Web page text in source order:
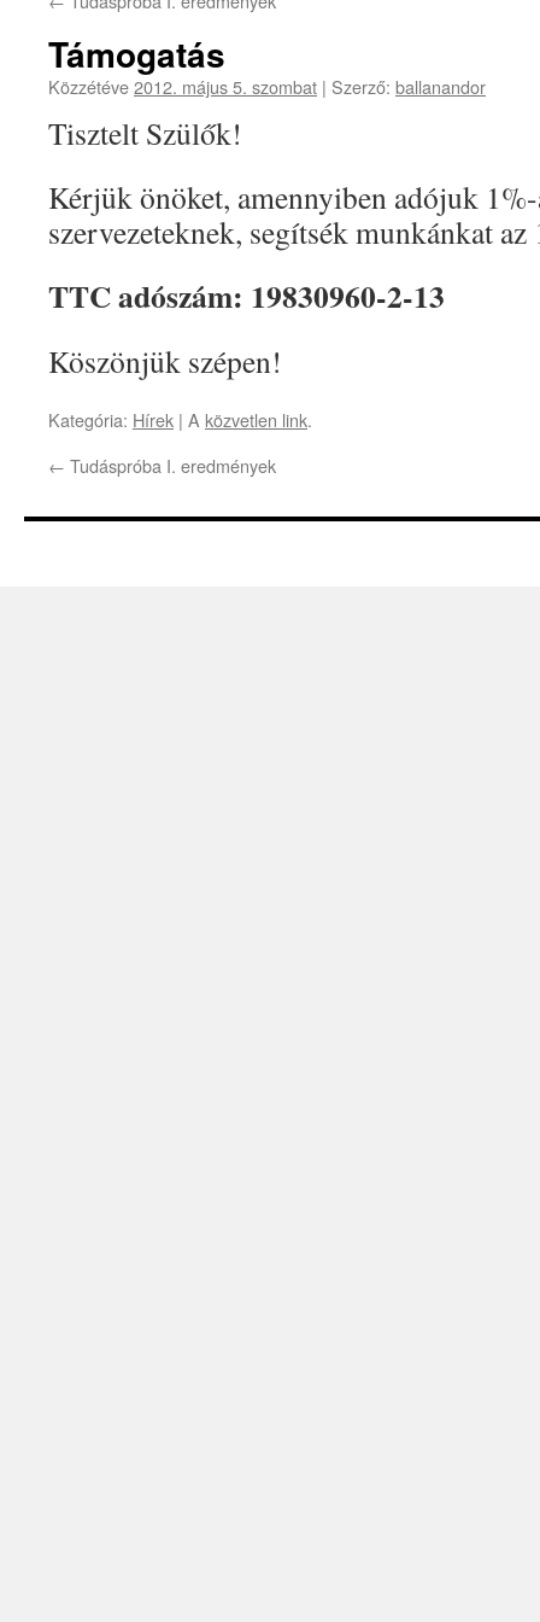
Támogatás
Közzétéve2012. május 5. szombat | Szerző: ballanandor
Tisztelt Szülők!
Kérjük önöket, amennyiben adójuk
szervezeteknek, segítsék munkánkat
TTC adószám: 19830960-2-13
Köszönjük szépen!
Kategória: Hírek | A közvetlen link.
← Tudáspróba I. eredmények